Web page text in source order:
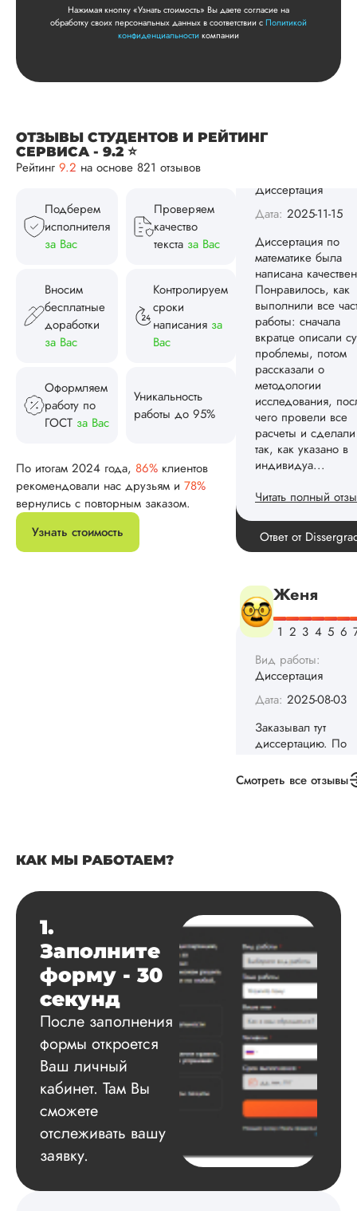
Нажимая кнопку «Узнать стоимость» Вы даете согласие на
обработку своих персональных данных в соответствии сПолитикой
конфиденциальностикомпании
ОТЗЫВЫ СТУДЕНТОВ И РЕЙТИНГ
СЕРВИСА - 9.2 ⭐
Рейтинг 9.2 на основе 821 отзывов
Подберем
исполнителя
за Вас
Проверяем
качество
текста за Вас
Вносим
бесплатные
доработки
за Вас
Контролируем
сроки
написания за
Вас
Оформляем
работу по
ГОСТ за Вас
Уникальность
работы до 95%
По итогам 2024 года, 86% клиентов
рекомендовали нас друзьям и 78%
вернулись с повторным заказом.
Узнать стоимость
Диссертация
Диссертация по
Понравилось, как
выполнили все
работы: сначала
проблемы, потом
рассказали о
методологии
исследования,
чего провели все
расчеты и
так, как указано в
индивидуа...
Читать полный
Спасибо!
ваши слова
Ответ от
Женя
Вид работы:
Дата:2025-08-03
Заказывал тут
диссертацию. По
срокам и
конечно, для меня
внушительно, но
выхода не
самостоятельно.
Понравилось то,
держал меня в
Данила
Вид работы:
Диссертация
Дата:2025-03-15
Автору огромное
спасибо за
сам подобрал
оформил и провел
подробное
экспериментов,
которые сам же и
провел. Спасибо
Смотреть все отзывы
КАК МЫ РАБОТАЕМ?
1.
Заполните
форму - 30
секунд
После заполнения
формы откроется
Ваш личный
кабинет. Там Вы
сможете
отслеживать вашу
заявку.